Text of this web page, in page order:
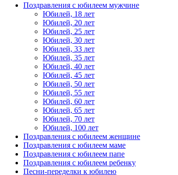
Поздравления с юбилеем мужчине
Юбилей, 18 лет
Юбилей, 20 лет
Юбилей, 25 лет
Юбилей, 30 лет
Юбилей, 33 лет
Юбилей, 35 лет
Юбилей, 40 лет
Юбилей, 45 лет
Юбилей, 50 лет
Юбилей, 55 лет
Юбилей, 60 лет
Юбилей, 65 лет
Юбилей, 70 лет
Юбилей, 100 лет
Поздравления с юбилеем женщине
Поздравления с юбилеем маме
Поздравления с юбилеем папе
Поздравления с юбилеем ребенку
Песни-переделки к юбилею